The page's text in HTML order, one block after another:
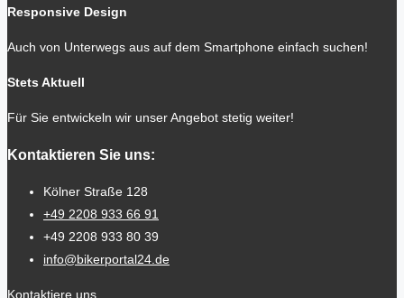
Responsive Design
Auch von Unterwegs aus auf dem Smartphone einfach suchen!
Stets Aktuell
Für Sie entwickeln wir unser Angebot stetig weiter!
Kontaktieren Sie uns:
Kölner Straße 128
+49 2208 933 66 91
+49 2208 933 80 39
info@bikerportal24.de
Kontaktiere uns